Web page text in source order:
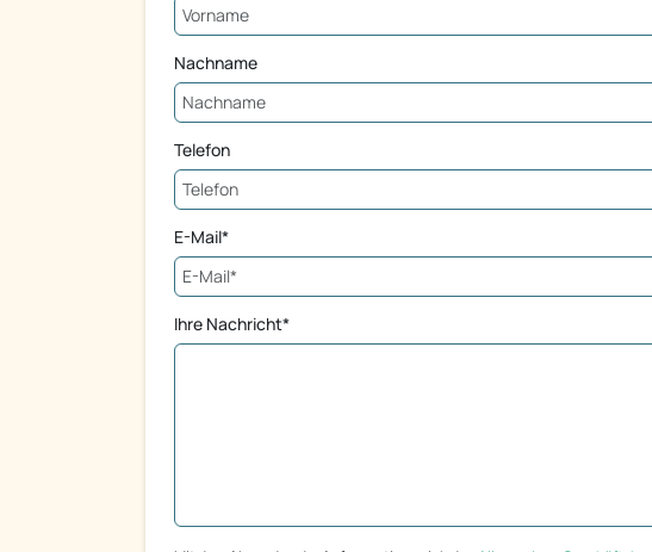
Nachname
Telefon
E-Mail*
Ihre Nachricht*